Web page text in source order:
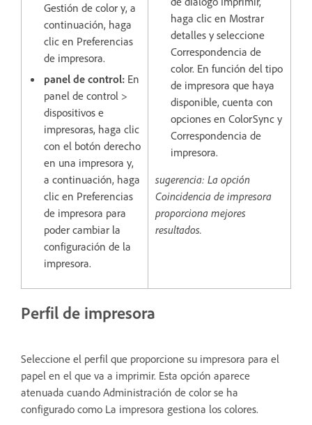
Gestión de color y, a
continuación, haga
clic en Preferencias
de impresora.
panel de control: En
panel de control >
dispositivos e
impresoras, haga clic
con el botón derecho
en una impresora y,
a continuación, haga
clic en Preferencias
de impresora para
poder cambiar la
configuración de la
impresora.
haga clic en Mostrar
detalles y seleccione
Correspondencia de
color. En función del tipo
de impresora que haya
disponible, cuenta con
opciones en ColorSync y
Correspondencia de
impresora.
sugerencia: La opción
Coincidencia de impresora
proporciona mejores
resultados.
Perfil de impresora
Seleccione el perfil que proporcione su impresora para el
papel en el que va a imprimir. Esta opción aparece
atenuada cuando Administración de color se ha
configurado como La impresora gestiona los colores.